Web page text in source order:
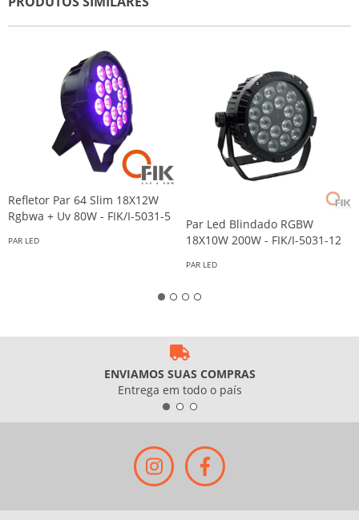
Refletor Par 64 Slim 18X12W
Rgbwa + Uv 80W - FIK/I-5031-5
PAR LED
Par Led Blindado RGBW
18X10W 200W - FIK/I-5031-12
PAR LED
ENVIAMOS SUAS COMPRAS
Entrega em todo o país